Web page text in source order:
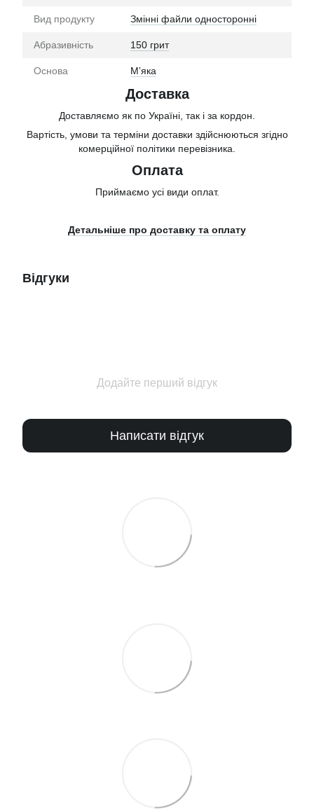
Вид продукту Змінні файли односторонні
Абразивність 150 грит
Основа Мʼяка
Доставка
Доставляємо як по Україні, так і за кордон.
Вартість, умови та терміни доставки здійснюються згідно
комерційної політики перевізника.
Оплата
Приймаємо усі види оплат.
Детальніше про доставку та оплату
Відгуки
Додайте перший відгук
Написати відгук